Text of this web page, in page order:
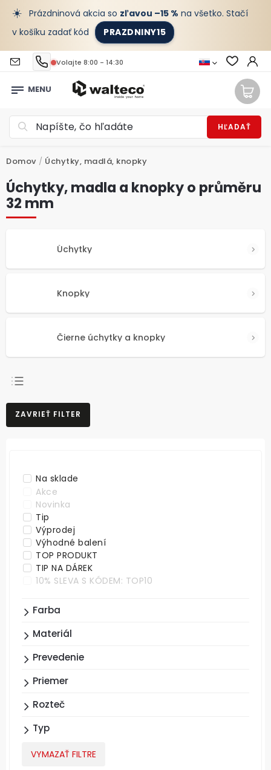
☀️ Prázdninová akcia so zľavou –15 % na všetko. Stačí
v košíku zadať kód
PRAZDNINY15
Volajte 8:00 - 14:30
HĽADAŤ
Domov / Úchytky, madlá, knopky
Úchytky, madla a knopky o průměru
32 mm
Úchytky
Knopky
Čierne úchytky a knopky
NAJPREDÁVANEJŠIE
NAJLACNEJŠIE
ZAVRIEŤ FILTER
Na sklade
Akce
Novinka
Tip
Výprodej
Výhodné balení
TOP PRODUKT
TIP NA DÁREK
10% SLEVA S KÓDEM: TOP10
Farba
Materiál
Prevedenie
Priemer
Rozteč
Typ
VYMAZAŤ FILTRE